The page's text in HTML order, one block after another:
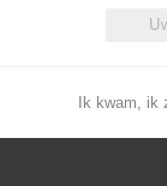
Ik kwam, ik